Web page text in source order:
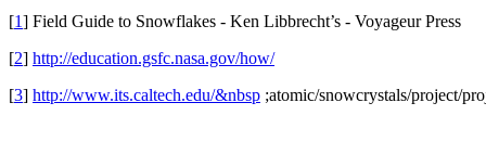
[1] Field Guide to Snowflakes - Ken Libbrecht’s - Voyageur Press
[2] http://education.gsfc.nasa.gov/how/
[3] http://www.its.caltech.edu/&nbsp ;atomic/snowcrystals/project/